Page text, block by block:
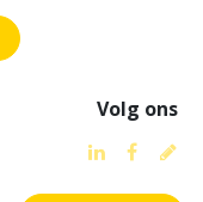
Volg ons